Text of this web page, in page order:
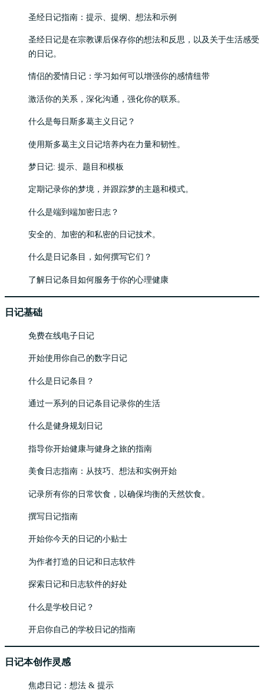
圣经日记指南：提示、提纲、想法和示例
圣经日记是在宗教课后保存你的想法和反思，以及关于生活感受
的日记。
情侣的爱情日记：学习如何可以增强你的感情纽带
激活你的关系，深化沟通，强化你的联系。
什么是每日斯多葛主义日记？
使用斯多葛主义日记培养内在力量和韧性。
梦日记: 提示、题目和模板
定期记录你的梦境，并跟踪梦的主题和模式。
什么是端到端加密日志？
安全的、加密的和私密的日记技术。
什么是日记条目，如何撰写它们？
了解日记条目如何服务于你的心理健康
日记基础
免费在线电子日记
开始使用你自己的数字日记
什么是日记条目？
通过一系列的日记条目记录你的生活
什么是健身规划日记
指导你开始健康与健身之旅的指南
美食日志指南：从技巧、想法和实例开始
记录所有你的日常饮食，以确保均衡的天然饮食。
撰写日记指南
开始你今天的日记的小贴士
为作者打造的日记和日志软件
探索日记和日志软件的好处
什么是学校日记？
开启你自己的学校日记的指南
日记本创作灵感
焦虑日记：想法 & 提示